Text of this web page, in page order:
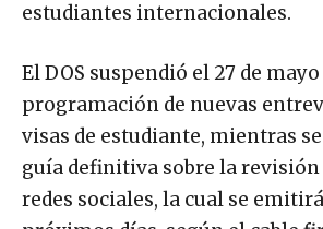
estudiantes internacionales.
El DOS suspendió el 27 de
programación de nuevas
visas de estudiante, mientras
guía definitiva sobre la revisión
redes sociales, la cual se